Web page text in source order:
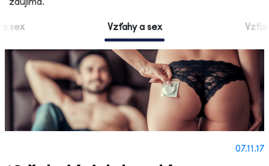
sex Vzťahy a sex
07.11.17